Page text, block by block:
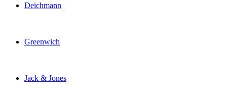
Deichmann
Greenwich
Jack & Jones